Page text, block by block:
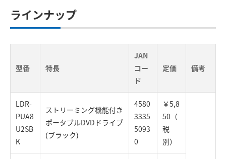
ラインナップ
型番 特長
JAN
コー
ド
定価 備考
LDR-
PUA8
U2SB
K
ストリーミング機能付き
ポータブルDVDドライブ
(ブラック)
4580
3335
5093
0
￥5,8
50（
税
別）